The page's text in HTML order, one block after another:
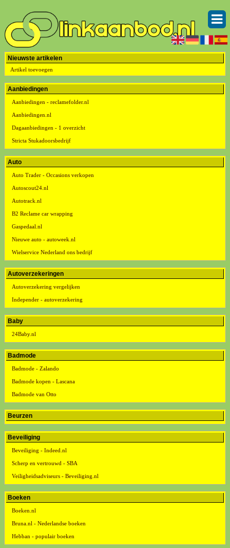
Nieuwste artikelen
Artikel toevoegen
Aanbiedingen
Aanbiedingen - reclamefolder.nl
Aanbiedingen.nl
Dagaanbiedingen - 1 overzicht
Stricta Stukadoorsbedrijf
Auto
Auto Trader - Occasions verkopen
Autoscout24.nl
Autotrack.nl
B2 Reclame car wrapping
Gaspedaal.nl
Nieuwe auto - autoweek.nl
Wielservice Nederland ons bedrijf
Autoverzekeringen
Autoverzekering vergelijken
Independer - autoverzekering
Baby
24Baby.nl
Badmode
Badmode - Zalando
Badmode kopen - Lascana
Badmode van Otto
Beurzen
Beveiliging
Beveiliging - Indeed.nl
Scherp en vertrouwd - SBA
Veiligheidsadviseurs - Beveiliging.nl
Boeken
Boeken.nl
Bruna.nl - Nederlandse boeken
Hebban - populair boeken